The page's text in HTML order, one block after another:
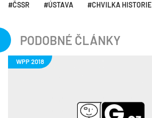
ČSSR
ÚSTAVA CHVILKA HISTORIE
PODOBNÉ ČLÁNKY